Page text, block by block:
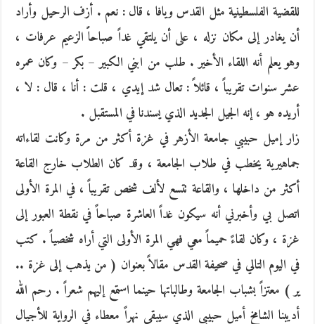
للقضية الفلسطينية مثل القدس ويافا ، قال : نعم . أزف الرحيل وأراد
أن يغادر إلى مكان نزله ، على أن يلتقي غداً صباحاًً الزعيم عرفات ،
وهو يعلم أنه اللقاء الأخير . طلب من ابني الكبير – بكر – وكان عمره
عشر سنوات تقريباً ، قائلاً : تعال شد إيدي ، قلت : أنا ، قال : لا ،
أريده هو ، إنه الجيل الجديد الذي يسندنا في المستقبل .
زار إميل حبيبي جامعة الأزهر في غزة أكثر من مرة وكانت لقاءاته
جماهيرية يخطب في طلاب الجامعة ، وقد كان الطلاب خارج القاعة
أكثر من داخلها ، والقاعة تتسع لألف شخص تقريباً ، في المرة الأولى
اتصل بي وأخبرني أنه سيكون غداً العاشرة صباحاً في نقطة العبور إلى
غزة ، وكان لقاءً حميماً معي فهي المرة الأولى التي أراه شخصياً . كتب
في اليوم التالي في صحيفة القدس مقالاً بعنوان ( من يذهب إلى غزة ..
ير ) معتزاً بشباب الجامعة وطالباتها حينما استمع إليهم شعراً . رحم الله
أديبنا الشامخ أميل حبيبي الذي سيبقى نهراً معطاء في الرواية للأجيال